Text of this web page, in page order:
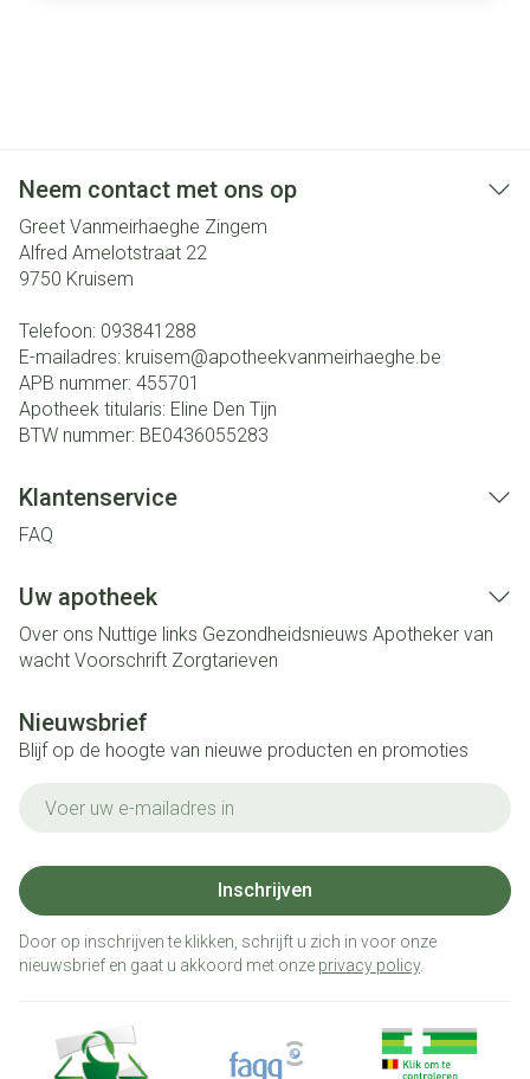
Neem contact met ons op
Greet Vanmeirhaeghe Zingem
Alfred Amelotstraat 22
9750 Kruisem
Telefoon: 093841288
E-mailadres: kruisem@apotheekvanmeirhaeghe.be
APB nummer: 455701
Apotheek titularis: Eline Den Tijn
BTW nummer: BE0436055283
Klantenservice
FAQ
Uw apotheek
Over ons Nuttige links Gezondheidsnieuws Apotheker van
wacht Voorschrift Zorgtarieven
Nieuwsbrief
Blijf op de hoogte van nieuwe producten en promoties
Inschrijven
Door op inschrijven te klikken, schrijft u zich in voor onze
nieuwsbrief en gaat u akkoord met onze privacy policy.